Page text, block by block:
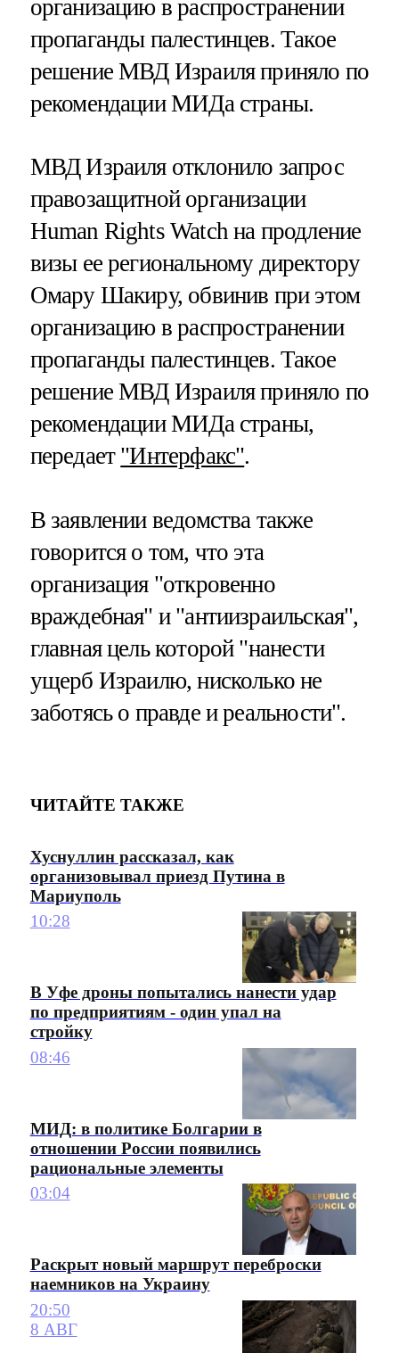
организацию в распространении
пропаганды палестинцев. Такое
решение МВД Израиля приняло по
рекомендации МИДа страны.
МВД Израиля отклонило запрос
правозащитной организации
Human Rights Watch на продление
визы ее региональному директору
Омару Шакиру, обвинив при этом
организацию в распространении
пропаганды палестинцев. Такое
решение МВД Израиля приняло по
рекомендации МИДа страны,
передает "Интерфакс".
В заявлении ведомства также
говорится о том, что эта
организация "откровенно
враждебная" и "антиизраильская",
главная цель которой "нанести
ущерб Израилю, нисколько не
заботясь о правде и реальности".
ЧИТАЙТЕ ТАКЖЕ
Хуснуллин рассказал, как
организовывал приезд Путина в
Мариуполь
10:28
В Уфе дроны попытались нанести удар
по предприятиям - один упал на
стройку
08:46
МИД: в политике Болгарии в
отношении России появились
рациональные элементы
03:04
Раскрыт новый маршрут переброски
наемников на Украину
20:50
8 АВГ